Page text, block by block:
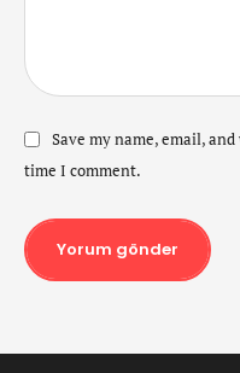
Save my name, email,
time I comment.
Yorum gönder